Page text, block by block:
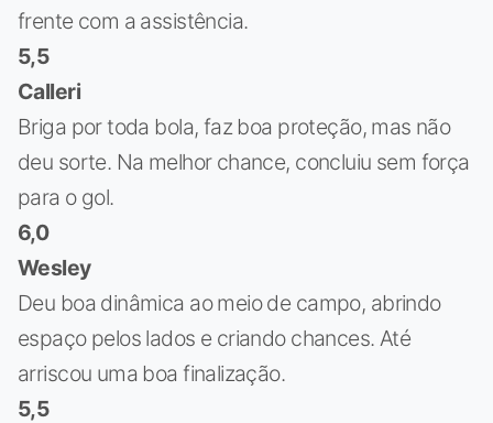
frente com a assistência.
5,5
Calleri
Briga por toda bola, faz boa proteção, mas não
deu sorte. Na melhor chance, concluiu sem força
para o gol.
6,0
Wesley
Deu boa dinâmica ao meio de campo, abrindo
espaço pelos lados e criando chances. Até
arriscou uma boa finalização.
5,5